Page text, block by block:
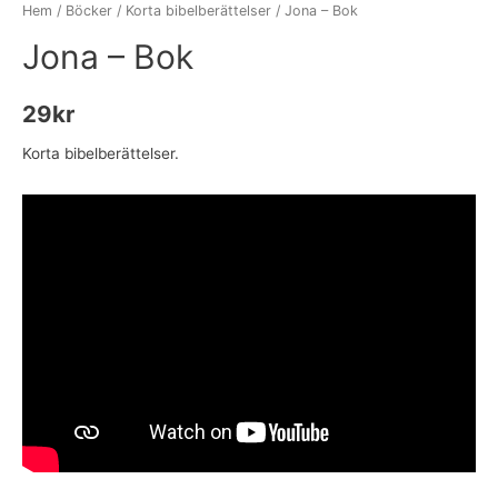
Hem / Böcker / Korta bibelberättelser / Jona – Bok
Jona – Bok
29kr
Korta bibelberättelser.